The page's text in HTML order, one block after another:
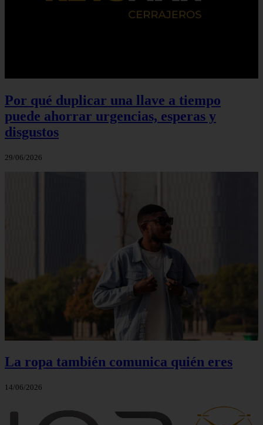
Por qué duplicar una llave a tiempo
puede ahorrar urgencias, esperas y
disgustos
29/06/2026
La ropa también comunica quién eres
14/06/2026